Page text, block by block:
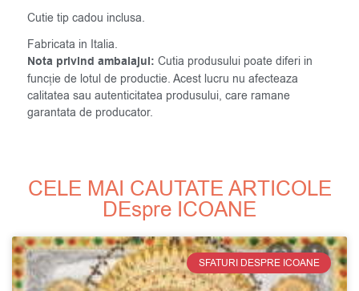
Cutie tip cadou inclusa.
Fabricata in Italia.
Nota privind ambalajul: Cutia produsului poate diferi in
funcție de lotul de productie. Acest lucru nu afecteaza
calitatea sau autenticitatea produsului, care ramane
garantata de producator.
CELE MAI CAUTATE ARTICOLE
DEspre ICOANE
SFATURI DESPRE ICOANE